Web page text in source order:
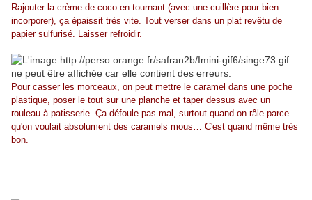
Rajouter la crème de coco en tournant (avec une cuillère pour bien
incorporer), ça épaissit très vite. Tout verser dans un plat revêtu de
papier sulfurisé. Laisser refroidir.
Pour casser les morceaux, on peut mettre le caramel dans une poche
plastique, poser le tout sur une planche et taper dessus avec un
rouleau à patisserie. Ça défoule pas mal, surtout quand on râle parce
qu'on voulait absolument des caramels mous… C'est quand même très
bon.